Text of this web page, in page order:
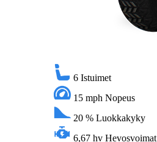
6 Istuimet
15 mph Nopeus
20 % Luokkakyky
6,67 hv Hevosvoimat